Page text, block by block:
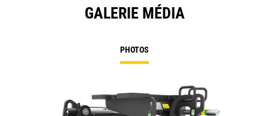
GALERIE MÉDIA
PHOTOS